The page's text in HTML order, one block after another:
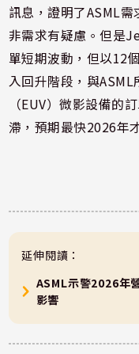
訊息，證明了ASML
非需求有疑慮。但是
單短期波動，但以12
入回升階段，與
（EUV）微影設備的
滯，預期最快2026年
延伸閱讀：
ASML示警2026年
影響